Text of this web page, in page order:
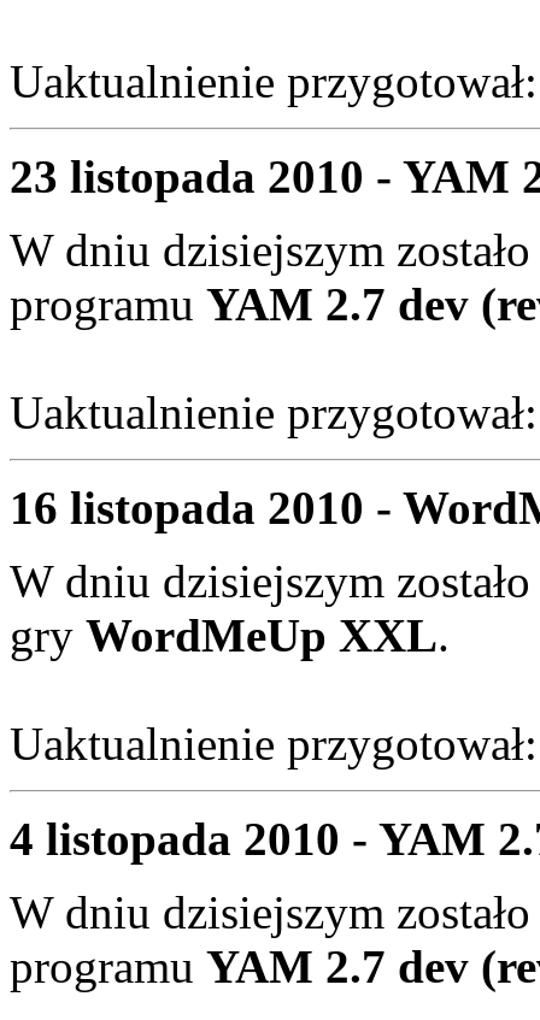
Uaktualnienie
23 listopada 2010 - YAM
W dniu dzisiejszym
programu YAM 2.7 dev
Uaktualnienie
16 listopada 2010 -
W dniu dzisiejszym
gry WordMeUp XXL.
Uaktualnienie
4 listopada 2010 - YAM
W dniu dzisiejszym
programu YAM 2.7 dev